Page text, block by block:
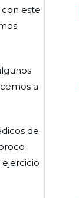
este
a
de